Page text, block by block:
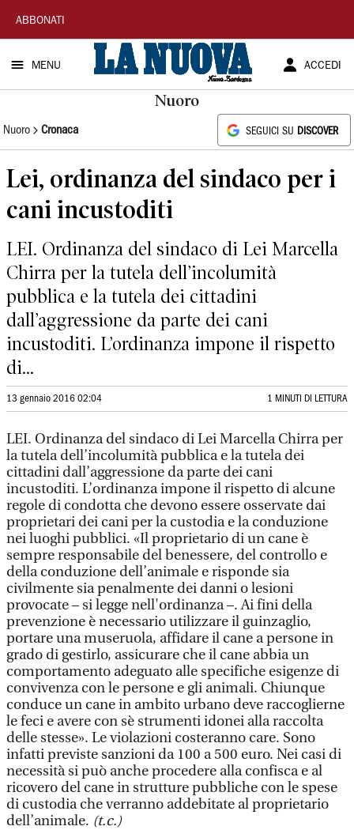
La
Nuova
Sardegna
ABBONATI
MENU ACCEDI
Nuoro
Nuoro Cronaca SEGUICI SU DISCOVER
Lei, ordinanza del sindaco per i
cani incustoditi
LEI. Ordinanza del sindaco di Lei Marcella
Chirra per la tutela dell’incolumità
pubblica e la tutela dei cittadini
dall’aggressione da parte dei cani
incustoditi. L’ordinanza impone il rispetto
di...
13 gennaio 2016 02:04 1 MINUTI DI LETTURA
LEI. Ordinanza del sindaco di Lei Marcella Chirra per
la tutela dell’incolumità pubblica e la tutela dei
cittadini dall’aggressione da parte dei cani
incustoditi. L’ordinanza impone il rispetto di alcune
regole di condotta che devono essere osservate dai
proprietari dei cani per la custodia e la conduzione
nei luoghi pubblici. «Il proprietario di un cane è
sempre responsabile del benessere, del controllo e
della conduzione dell’animale e risponde sia
civilmente sia penalmente dei danni o lesioni
provocate – si legge nell'ordinanza –. Ai fini della
prevenzione è necessario utilizzare il guinzaglio,
portare una museruola, affidare il cane a persone in
grado di gestirlo, assicurare che il cane abbia un
comportamento adeguato alle specifiche esigenze di
convivenza con le persone e gli animali. Chiunque
conduce un cane in ambito urbano deve raccoglierne
le feci e avere con sè strumenti idonei alla raccolta
delle stesse». Le violazioni costeranno care. Sono
infatti previste sanzioni da 100 a 500 euro. Nei casi di
necessità si può anche procedere alla confisca e al
ricovero del cane in strutture pubbliche con le spese
di custodia che verranno addebitate al proprietario
dell’animale. (t.c.)